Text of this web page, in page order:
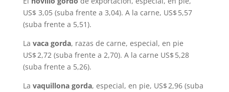
US$ 3,05 (suba frente a 3,04). A la carne, US$ 5,57
(suba frente a 5,51).
La vaca gorda, razas de carne, especial, en pie
US$ 2,72 (suba frente a 2,70). A la carne US$ 5,28
(suba frente a 5,26).
La vaquillona gorda, especial, en pie, US$ 2,96 (suba